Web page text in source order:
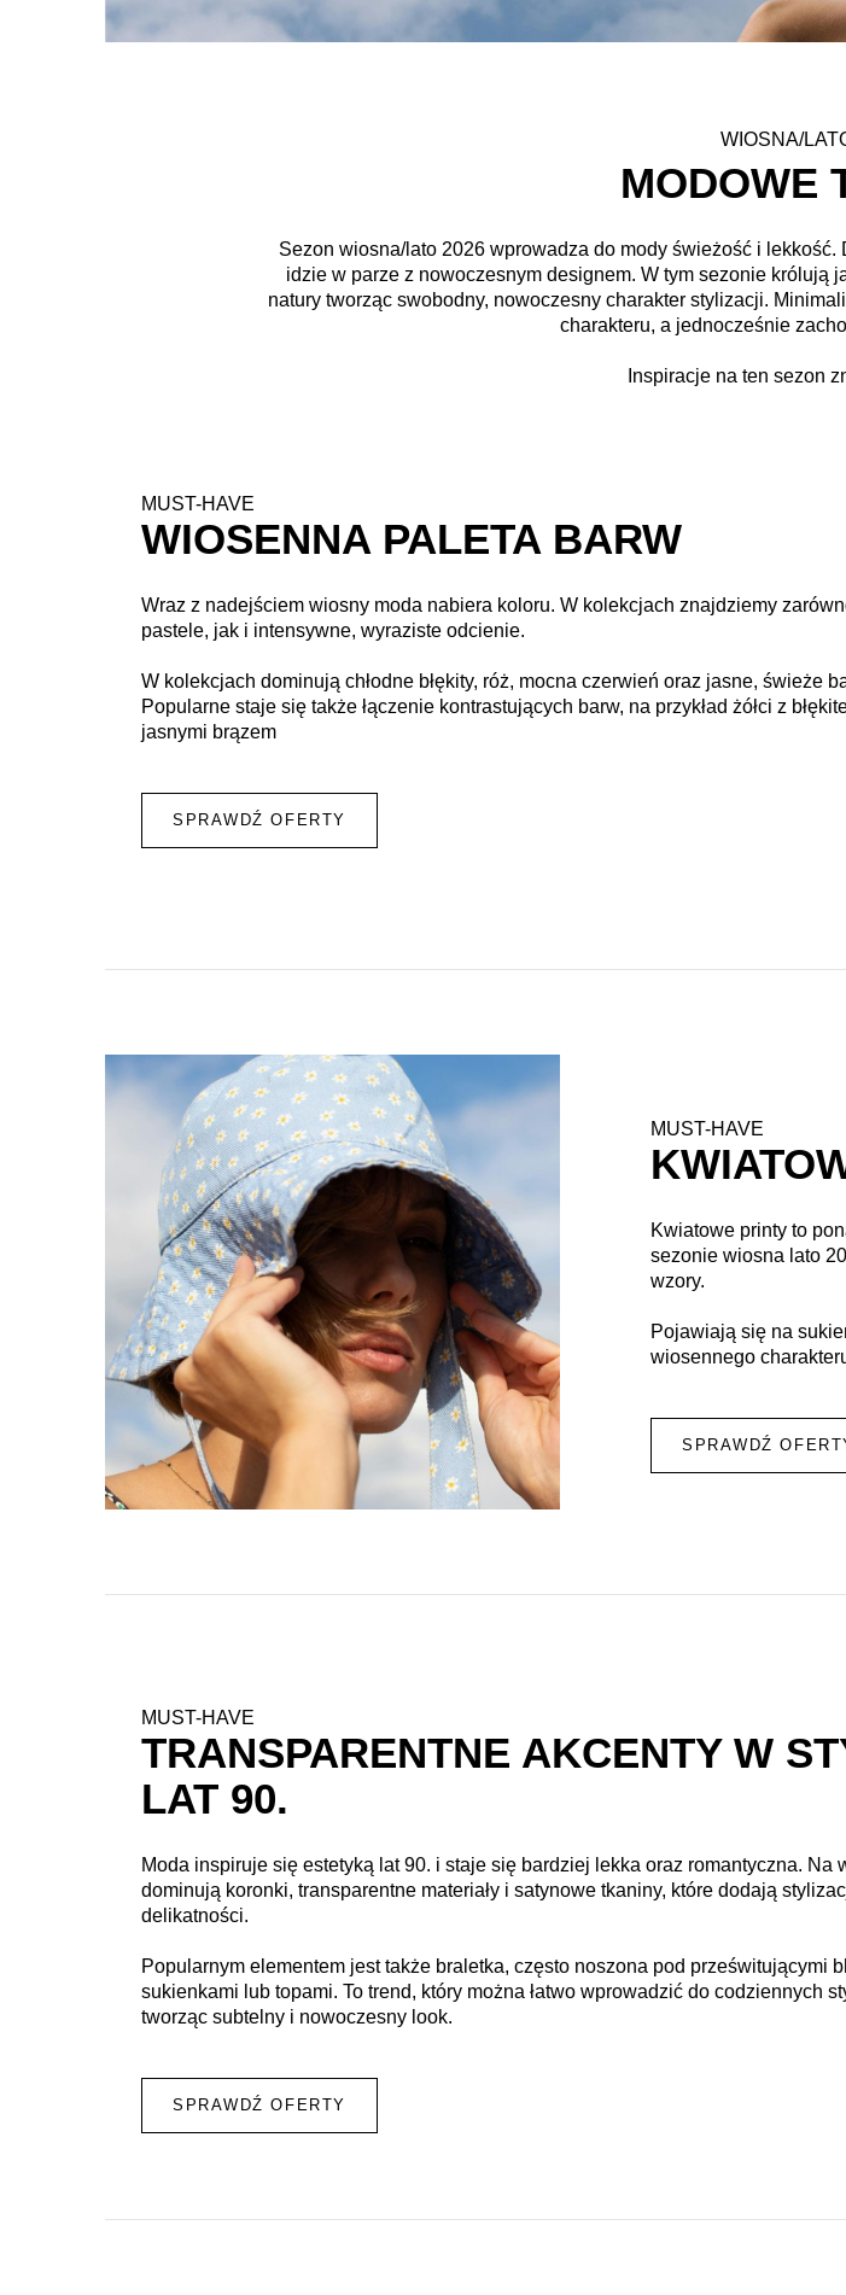
WIOSNA/
MODOWE
Sezon wiosna/lato 2026 wprowadza do mody świeżość i
idzie w parze z nowoczesnym designem. W tym sezonie królują
natury tworząc swobodny, nowoczesny charakter stylizacji.
charakteru, a jednocześnie
Inspiracje na ten sezon
MUST-HAVE
WIOSENNA PALETA BARW
Wraz z nadejściem wiosny moda nabiera koloru. W kolekcjach znajdziemy
pastele, jak i intensywne, wyraziste odcienie.
W kolekcjach dominują chłodne błękity, róż, mocna czerwień oraz jasne, świeże
Popularne staje się także łączenie kontrastujących barw, na przykład żółci z
jasnymi brązem
SPRAWDŹ OFERTY
MUST-HAVE
Kwiatowe printy to
sezonie wiosna lato
wzory.
Pojawiają się na
wiosennego
SPRAWDŹ
MUST-HAVE
TRANSPARENTNE AKCENTY W
LAT 90.
Moda inspiruje się estetyką lat 90. i staje się bardziej lekka oraz romantyczna. Na
dominują koronki, transparentne materiały i satynowe tkaniny, które dodają
delikatności.
Popularnym elementem jest także braletka, często noszona pod prześwitującymi
sukienkami lub topami. To trend, który można łatwo wprowadzić do codziennych
tworząc subtelny i nowoczesny look.
SPRAWDŹ OFERTY